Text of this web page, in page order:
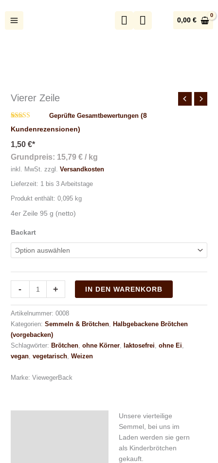
0,00 €
Vierer Zeile
Bewertet
mit3.75
basierend
auf
8
Kundenbewertungen
Geprüfte Gesamtbewertungen (8
Kundenrezensionen)
1,50 €*
Grundpreis: 15,79 €/ kg
inkl. MwSt. zzgl. Versandkosten
Lieferzeit: 1 bis 3 Arbeitstage
Produkt enthält: 0,095 kg
4er Zeile 95 g (netto)
Backart
- + IN DEN WARENKORB
Artikelnummer: 0008
Kategorien: Semmeln & Brötchen, Halbgebackene Brötchen
(vorgebacken)
Schlagwörter: Brötchen, ohne Körner, laktosefrei, ohne Ei,
vegan, vegetarisch, Weizen
Marke: ViewegerBack
Unsere vierteilige
Semmel, bei uns im
Laden werden sie gern
als Kinderbrötchen
gekauft.